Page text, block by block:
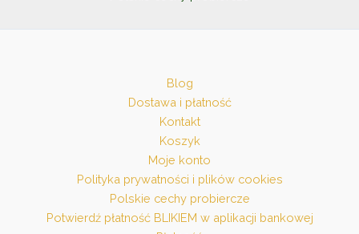
Blog
Dostawa i płatność
Kontakt
Koszyk
Moje konto
Polityka prywatności i plików cookies
Polskie cechy probiercze
Potwierdź płatność BLIKIEM w aplikacji bankowej